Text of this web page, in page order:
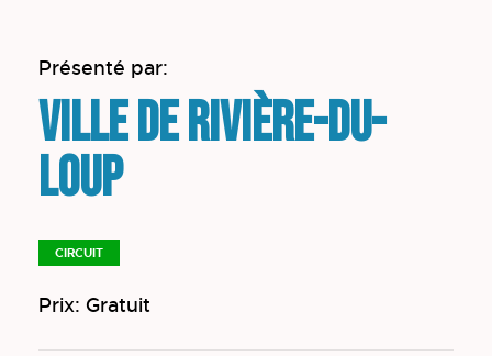
Présenté par:
Ville de Rivière-du-
Loup
CIRCUIT
Prix: Gratuit